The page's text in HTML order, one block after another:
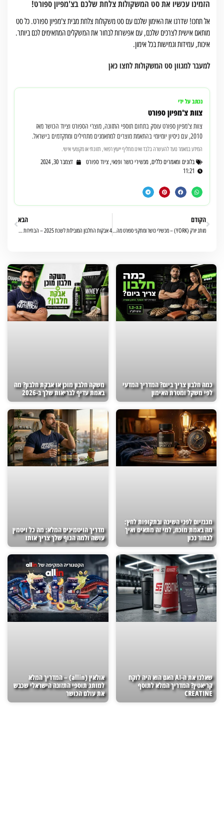
הזמינו עכשיו את סט המשקולות צלחת שלכם בצ'מפיון ספורט!
אל תחכו! שדרגו את האימון שלכם עם סט משקולות צלחת מבית צ'מפיון ספורט. כל סט
מותאם אישית לצרכים שלכם, עם אפשרות לבחור את המשקלים המתאימים לכם ביותר.
איכות, עמידות וגמישות בכל אימון.
למעבר למגוון סט המשקולות לחצו כאן
נכתב על ידי
צוות צ'מפיון ספורט
צוות צ'מפיון ספורט עוסק בתחום תוספי התזונה, מוצרי הספורט וציוד הכושר מאז
2010, עם ניסיון יומיומי בהתאמת מוצרים למתאמנים מתחילים ומתקדמים בישראל.
המידע במאמר נועד להעשרה בלבד ואינו מחליף ייעוץ רפואי, תזונתי או מקצועי אישי.
בלוגים ומאמרים כללים, מכשירי כושר ופנאי, ציוד ספורט
דצמבר 30, 2024
11:21
הקודם
מותג יורק (YORK) – מכשירי כושר ומתקני ספורט מהמובילים בעולם
הבא
4 אבקות החלבון המובילות לשנת 2025 – הבחירות המנצחות למתאמנים
כמה חלבון צריך ביום? המדריך המדעי
לפי משקל ומטרת האימון
משקה חלבון מוכן או אבקת חלבון? מה
באמת עדיף לבריאות שלך ב-2026
מגנזיום לפני השינה ובתקופות לחץ:
מה באמת מוכח, למי זה מתאים ואיך
לבחור נכון
מדריך הויטמינים המלא: מה כל ויטמין
עושה ולמה הגוף שלך צריך אותו
שאלנו את ה-AI האם הוא היה לוקח
קריאטין? המדריך המלא לתוסף
CREATINE
אולאין (allin) – המדריך המלא
למותג תוספי התזונה הישראלי שכבש
את עולם הכושר